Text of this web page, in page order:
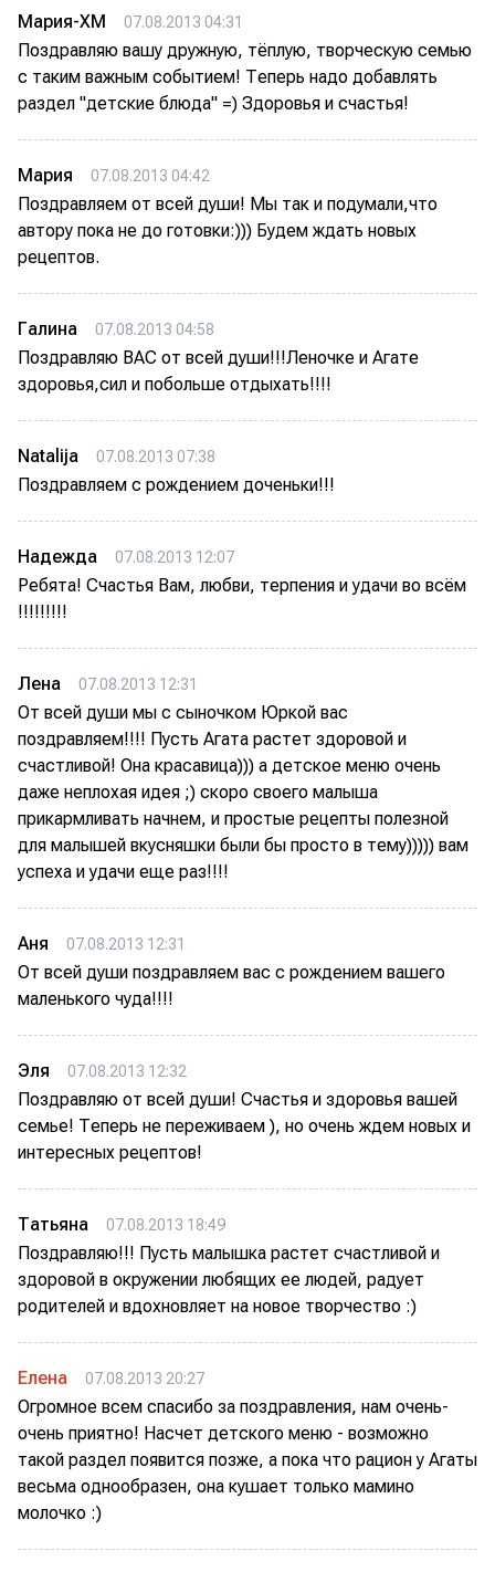
Мария-ХМ 07.08.2013 04:31
Поздравляю вашу дружную, тёплую, творческую семью
с таким важным событием! Теперь надо добавлять
раздел "детские блюда" =) Здоровья и счастья!
Мария 07.08.2013 04:42
Поздравляем от всей души! Мы так и подумали,что
автору пока не до готовки:))) Будем ждать новых
рецептов.
Галина 07.08.2013 04:58
Поздравляю ВАС от всей души!!!Леночке и Агате
здоровья,сил и побольше отдыхать!!!!
Natalija 07.08.2013 07:38
Поздравляем с рождением доченьки!!!
Надежда 07.08.2013 12:07
Ребята! Счастья Вам, любви, терпения и удачи во всём
!!!!!!!!!
Лена 07.08.2013 12:31
От всей души мы с сыночком Юркой вас
поздравляем!!!! Пусть Агата растет здоровой и
счастливой! Она красавица))) а детское меню очень
даже неплохая идея ;) скоро своего малыша
прикармливать начнем, и простые рецепты полезной
для малышей вкусняшки были бы просто в тему))))) вам
успеха и удачи еще раз!!!!
Аня 07.08.2013 12:31
От всей души поздравляем вас с рождением вашего
маленького чуда!!!!
Эля 07.08.2013 12:32
Поздравляю от всей души! Счастья и здоровья вашей
семье! Теперь не переживаем ), но очень ждем новых и
интересных рецептов!
Татьяна 07.08.2013 18:49
Поздравляю!!! Пусть малышка растет счастливой и
здоровой в окружении любящих ее людей, радует
родителей и вдохновляет на новое творчество :)
Елена 07.08.2013 20:27
Огромное всем спасибо за поздравления, нам очень-
очень приятно! Насчет детского меню - возможно
такой раздел появится позже, а пока что рацион у Агаты
весьма однообразен, она кушает только мамино
молочко :)